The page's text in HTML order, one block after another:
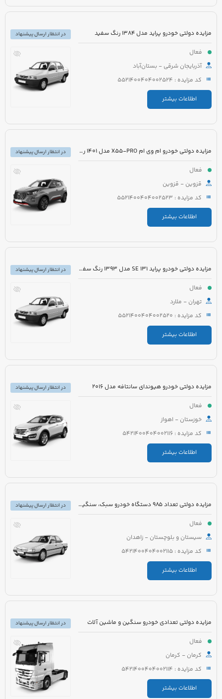
مزایده دولتی خودرو پراید مدل 1384 رنگ سفید
فعال
آذربایجان شرقی - بستان‌آباد
کد مزایده : 5521400404002524
اطلاعات بیشتر
در انتظار ارسال پیشنهاد
مزایده دولتی خودرو ام وی ام X55-PRO مدل 1401 رنگ مشکی متالیک
فعال
قزوین - قزوین
کد مزایده : 5521400404002523
اطلاعات بیشتر
در انتظار ارسال پیشنهاد
مزایده دولتی خودرو پراید 131 SE مدل 1393 رنگ سفید روغنی
فعال
تهران - ملارد
کد مزایده : 5521400404002520
اطلاعات بیشتر
در انتظار ارسال پیشنهاد
مزایده دولتی خودرو هیوندای سانتافه مدل 2016
فعال
خوزستان - اهواز
کد مزایده : 5421400404002116
اطلاعات بیشتر
در انتظار ارسال پیشنهاد
مزایده دولتی تعداد 985 دستگاه خودرو سبک، سنگین و موتورسیکلت
فعال
سیستان و بلوچستان - زاهدان
کد مزایده : 5421400404002115
اطلاعات بیشتر
در انتظار ارسال پیشنهاد
مزایده دولتی تعدادی خودرو سنگین و ماشین آلات
فعال
کرمان - کرمان
کد مزایده : 5421400404002114
اطلاعات بیشتر
در انتظار ارسال پیشنهاد